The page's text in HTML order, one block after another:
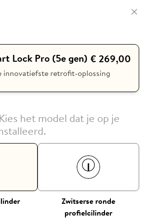
Lock Pro (5e gen) € 269,00
innovatiefste retrofit-oplossing
Kies het model dat je op je
Zwitserse ronde
profielcilinder